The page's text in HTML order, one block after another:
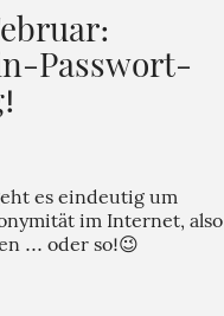
Passwort-
es eindeutig um
im Internet, also
... oder so!😉